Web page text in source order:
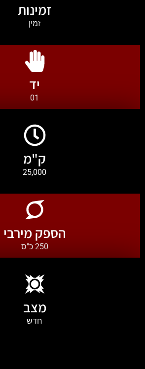
זמינות
זמין
יד
01
ק"מ
25,000
הספק מירבי
250 כ"ס
מצב
חדש